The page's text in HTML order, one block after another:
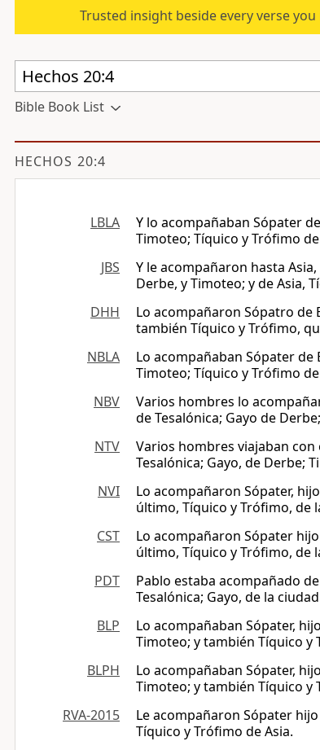
Trusted insight beside every verse you
Bible Book List
HECHOS 20:4
LBLA Y lo acompañaban Sópater
Timoteo; Tíquico y Trófimo de
JBS
Y le acompañaron hasta
Derbe, y Timoteo; y de Asia,
DHH
Lo acompañaron Sópatro de
también Tíquico y Trófimo,
NBLA
Lo acompañaban Sópater de
Timoteo; Tíquico y Trófimo de
NBV
Varios hombres lo
de Tesalónica; Gayo de
NTV
Varios hombres viajaban con
Tesalónica; Gayo, de Derbe;
NVI
Lo acompañaron Sópater,
último, Tíquico y Trófimo, de
CST
Lo acompañaron Sópater
último, Tíquico y Trófimo, de
PDT
Pablo estaba acompañado
Tesalónica; Gayo, de la
BLP
Lo acompañaban Sópater,
Timoteo; y también Tíquico y
BLPH
Lo acompañaban Sópater,
Timoteo; y también Tíquico y
RVA-2015
Le acompañaron Sópater
Tíquico y Trófimo de Asia.